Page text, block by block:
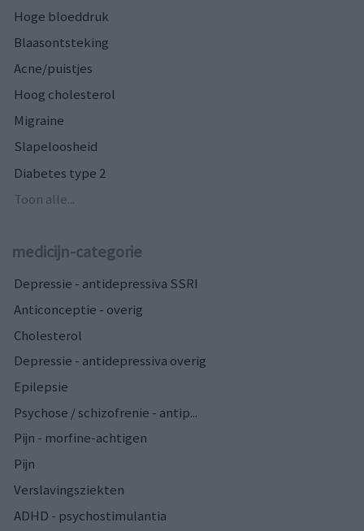
Hoge bloeddruk
Blaasontsteking
Acne/puistjes
Hoog cholesterol
Migraine
Slapeloosheid
Diabetes type 2
Toon alle...
medicijn-categorie
Depressie - antidepressiva SSRI
Anticonceptie - overig
Cholesterol
Depressie - antidepressiva overig
Epilepsie
Psychose / schizofrenie - antip...
Pijn - morfine-achtigen
Pijn
Verslavingsziekten
ADHD - psychostimulantia